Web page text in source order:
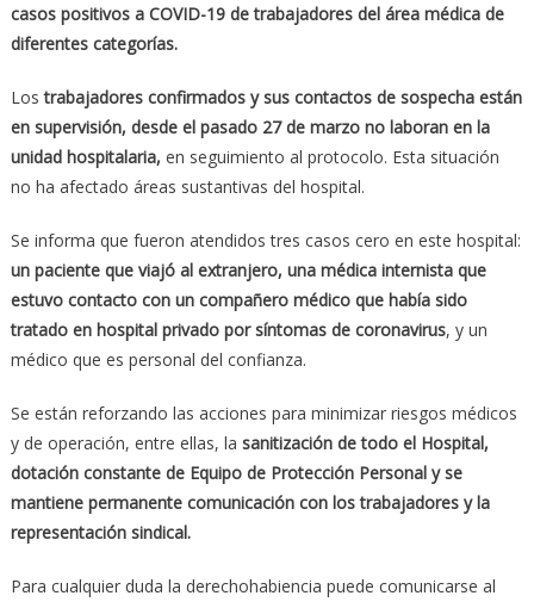
casos positivos a COVID-19 de trabajadores del área médica de
diferentes categorías.
Lostrabajadores confirmados y sus contactos de sospecha están
en supervisión, desde el pasado 27 de marzo no laboran en la
unidad hospitalaria, en seguimiento al protocolo. Esta situación
no ha afectado áreas sustantivas del hospital.
Se informa que fueron atendidos tres casos cero en este hospital:
un paciente que viajó al extranjero, una médica internista que
estuvo contacto con un compañero médico que había sido
tratado en hospital privado por síntomas de coronavirus, y un
médico que es personal del confianza.
Se están reforzando las acciones para minimizar riesgos médicos
y de operación, entre ellas, la sanitización de todo el Hospital,
dotación constante de Equipo de Protección Personal y se
mantiene permanente comunicación con los trabajadores y la
representación sindical.
Para cualquier duda la derechohabiencia puede comunicarse al